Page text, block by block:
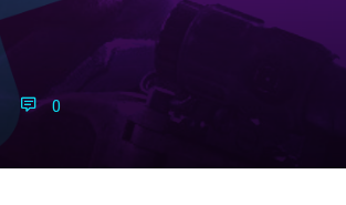
0